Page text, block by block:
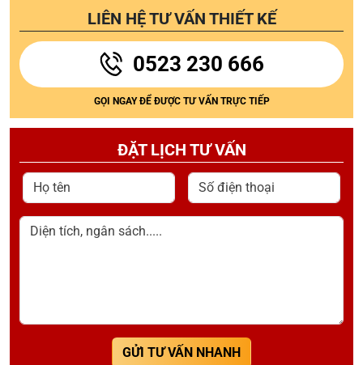
LIÊN HỆ TƯ VẤN THIẾT KẾ
0523 230 666
GỌI NGAY ĐỂ ĐƯỢC TƯ VẤN TRỰC TIẾP
ĐẶT LỊCH TƯ VẤN
Họ tên Số điện thoại
Diện tích, ngân sách.....
GỬI TƯ VẤN NHANH